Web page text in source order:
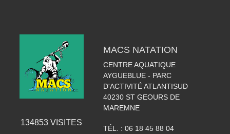
134853 VISITES
MACS NATATION
CENTRE AQUATIQUE
AYGUEBLUE - PARC
D'ACTIVITÉ ATLANTISUD
40230 ST GEOURS DE
MAREMNE
TÉL. : 06 18 45 88 04